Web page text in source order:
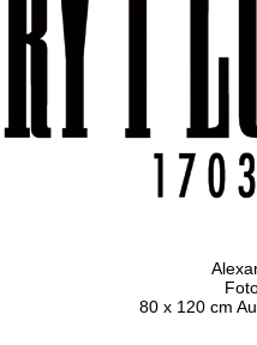
80 x 120 cm